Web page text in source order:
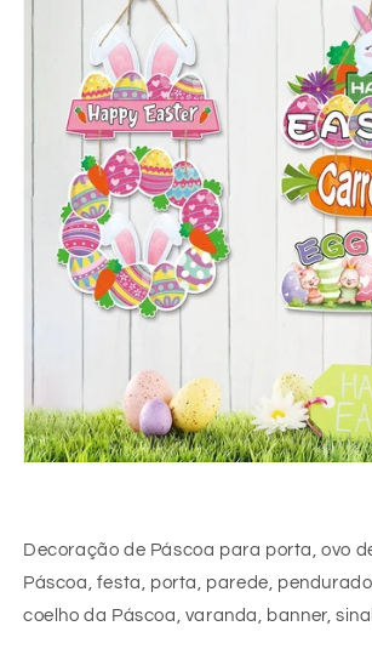
Decoração de Páscoa para porta, ovo
Páscoa, festa, porta, parede,
coelho da Páscoa, varanda, banner,